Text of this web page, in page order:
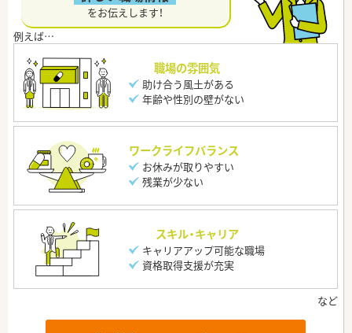
をお伝えします！
職場の雰囲気
助け合う風土がある
年齢や性別の壁がない
ワークライフバランス
お休みが取りやすい
残業が少ない
スキル・キャリア
キャリアアップ可能な職場
資格取得支援が充実